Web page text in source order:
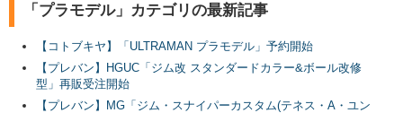
「プラモデル」カテゴリの最新記事
【コトブキヤ】「ULTRAMAN プラモデル」予約開始
【プレバン】HGUC「ジム改 スタンダードカラー&ボール改修
型」再販受注開始
【プレバン】MG「ジム・スナイパーカスタム(テネス・A・ユン